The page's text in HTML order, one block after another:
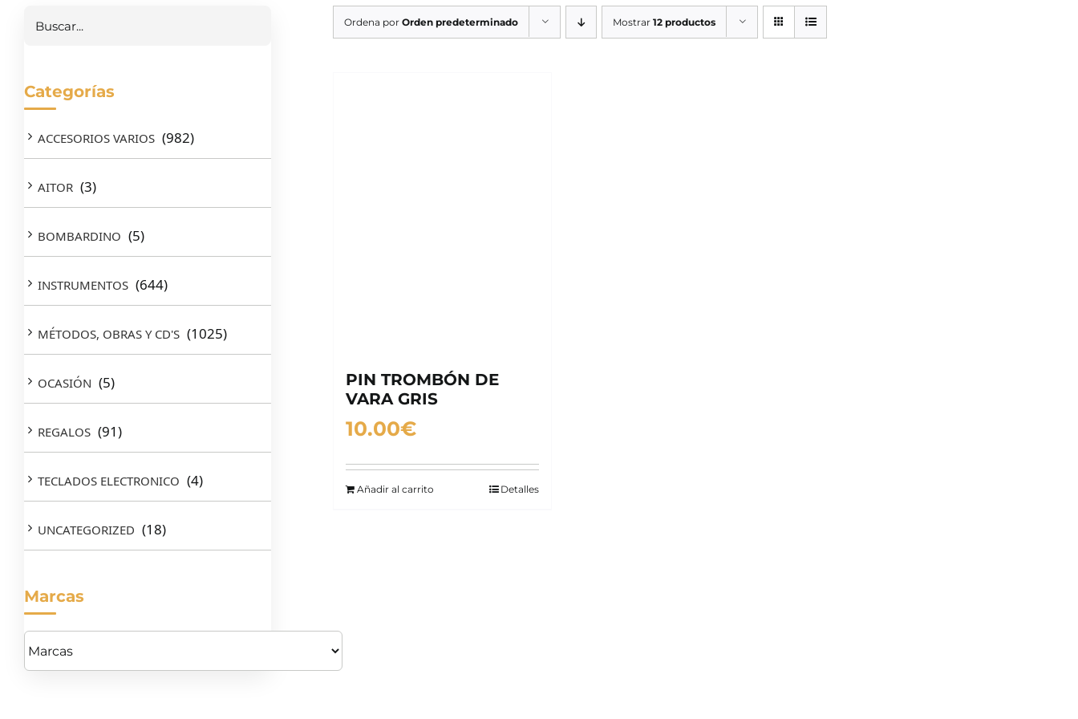
Ordena porOrden predeterminado Mostrar12 productos
PIN TROMBÓN DE
VARA GRIS
10.00€
Añadir al carrito Detalles
Categorías
ACCESORIOS VARIOS (982)
AITOR (3)
BOMBARDINO (5)
INSTRUMENTOS (644)
MÉTODOS, OBRAS Y CD'S (1025)
OCASIÓN (5)
REGALOS (91)
TECLADOS ELECTRONICO (4)
UNCATEGORIZED (18)
Marcas